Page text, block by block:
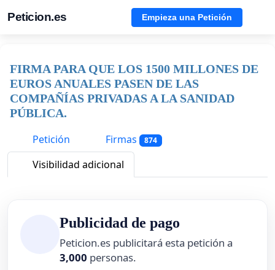
Peticion.es Empieza una Petición
FIRMA PARA QUE LOS 1500 MILLONES DE
EUROS ANUALES PASEN DE LAS
COMPAÑÍAS PRIVADAS A LA SANIDAD
PÚBLICA.
Petición
Firmas 874
Visibilidad adicional
Publicidad de pago
Peticion.es publicitará esta petición a
3,000 personas.